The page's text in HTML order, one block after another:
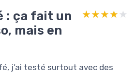
: ça fait un
mais en
★★★★★
★★★★★
j’ai testé surtout avec des